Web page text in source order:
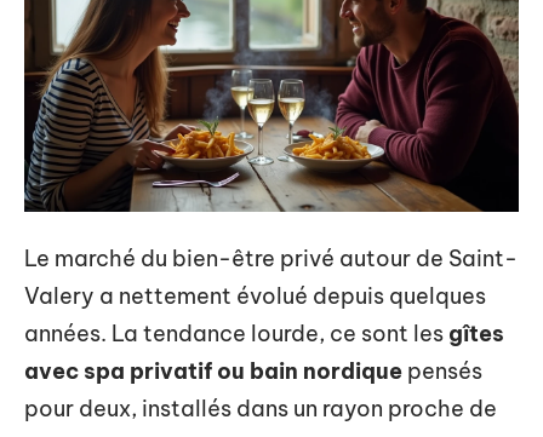
Le marché du bien-être privé autour de Saint-
Valery a nettement évolué depuis quelques
années. La tendance lourde, ce sont les gîtes
avec spa privatif ou bain nordique pensés
pour deux, installés dans un rayon proche de